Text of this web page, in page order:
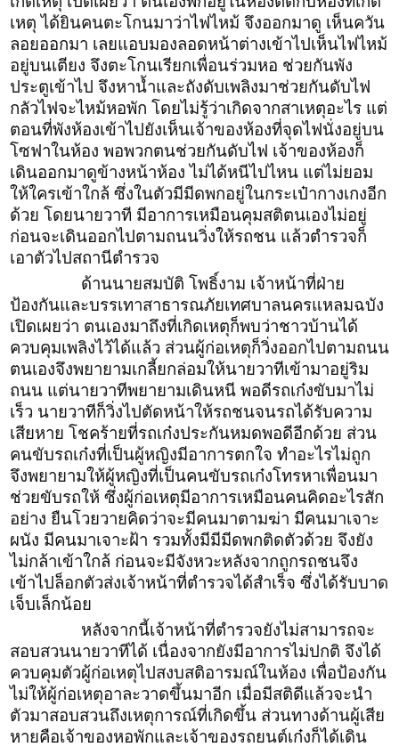
เหตุ ได้ยินคนตะโกนมาว่าไฟไหม้ จึงออกมาดู เห็นควัน
ลอยออกมา เลยแอบมองลอดหน้าต่างเข้าไปเห็นไฟไหม้
อยู่บนเตียง จึงตะโกนเรียกเพื่อนร่วมหอ ช่วยกันพัง
ประตูเข้าไป จึงหาน้ำและถังดับเพลิงมาช่วยกันดับไฟ
กลัวไฟจะไหม้หอพัก โดยไม่รู้ว่าเกิดจากสาเหตุอะไร แต่
ตอนที่พังห้องเข้าไปยังเห็นเจ้าของห้องที่จุดไฟนั่งอยู่บน
โซฟาในห้อง พอพวกตนช่วยกันดับไฟ เจ้าของห้องก็
เดินออกมาดูข้างหน้าห้อง ไม่ได้หนีไปไหน แต่ไม่ยอม
ให้ใครเข้าใกล้ ซึ่งในตัวมีมีดพกอยู่ในกระเป๋ากางเกงอีก
ด้วย โดยนายวาที มีอาการเหมือนคุมสติตนเองไม่อยู่
ก่อนจะเดินออกไปตามถนนวิ่งให้รถชน แล้วตำรวจก็
เอาตัวไปสถานีตำรวจ
ด้านนายสมบัติ โพธิ์งาม เจ้าหน้าที่ฝ่าย
ป้องกันและบรรเทาสาธารณภัยเทศบาลนครแหลมฉบัง
เปิดเผยว่า ตนเองมาถึงที่เกิดเหตุก็พบว่าชาวบ้านได้
ควบคุมเพลิงไว้ได้แล้ว ส่วนผู้ก่อเหตุก็วิ่งออกไปตามถนน
ตนเองจึงพยายามเกลี้ยกล่อมให้นายวาทีเข้ามาอยู่ริม
ถนน แต่นายวาทีพยายามเดินหนี พอดีรถเก๋งขับมาไม่
เร็ว นายวาทีก็วิ่งไปตัดหน้าให้รถชนจนรถได้รับความ
เสียหาย โชคร้ายที่รถเก๋งประกันหมดพอดีอีกด้วย ส่วน
คนขับรถเก๋งที่เป็นผู้หญิงมีอาการตกใจ ทำอะไรไม่ถูก
จึงพยายามให้ผู้หญิงที่เป็นคนขับรถเก๋งโทรหาเพื่อนมา
ช่วยขับรถให้ ซึ่งผู้ก่อเหตุมีอาการเหมือนคนคิดอะไรสัก
อย่าง ยืนโวยวายคิดว่าจะมีคนมาตามฆ่า มีคนมาเจาะ
ผนัง มีคนมาเจาะฝ้า รวมทั้งมีมีมีดพกติดตัวด้วย จึงยัง
ไม่กล้าเข้าใกล้ ก่อนจะมีจังหวะหลังจากถูกรถชนจึง
เข้าไปล็อกตัวส่งเจ้าหน้าที่ตำรวจได้สำเร็จ ซึ่งได้รับบาด
เจ็บเล็กน้อย
หลังจากนี้เจ้าหน้าที่ตำรวจยังไม่สามารถจะ
สอบสวนนายวาทีได้ เนื่องจากยังมีอาการไม่ปกติ จึงได้
ควบคุมตัวผู้ก่อเหตุไปสงบสติอารมณ์ในห้อง เพื่อป้องกัน
ไม่ให้ผู้ก่อเหตุอาละวาดขึ้นมาอีก เมื่อมีสติดีแล้วจะนำ
ตัวมาสอบสวนถึงเหตุการณ์ที่เกิดขึ้น ส่วนทางด้านผู้เสีย
หายคือเจ้าของหอพักและเจ้าของรถยนต์เก๋งก็ได้เดิน